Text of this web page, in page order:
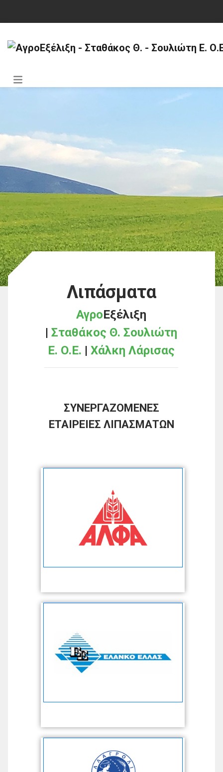
Λιπάσματα
ΑγροΕξέλιξη
| Σταθάκος Θ. Σουλιώτη
Ε. Ο.Ε. | Χάλκη Λάρισας
ΣΥΝΕΡΓΑΖΟΜΕΝΕΣ
ΕΤΑΙΡΕΙΕΣ ΛΙΠΑΣΜΑΤΩΝ